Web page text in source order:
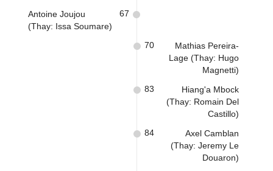
Antoine Joujou
(Thay: Issa Soumare)
67
Mathias Pereira-
Lage (Thay: Hugo
Magnetti)
70
Hiang'a Mbock
(Thay: Romain Del
Castillo)
83
Axel Camblan
(Thay: Jeremy Le
Douaron)
84